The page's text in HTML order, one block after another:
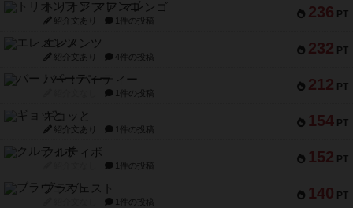
236 PT
トリオンフ ア マレンゴ
紹介文あり 1件の投稿
232 PT
エレメンツ
紹介文あり 4件の投稿
212 PT
バー！パーティー
1件の投稿
154 PT
ギョッと
紹介文あり 1件の投稿
152 PT
クルティボ
1件の投稿
140 PT
ブラヴェスト
1件の投稿